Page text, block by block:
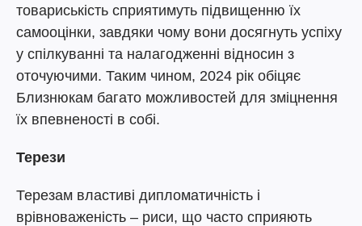
товариськість сприятимуть підвищенню їх
самооцінки, завдяки чому вони досягнуть успіху
у спілкуванні та налагодженні відносин з
оточуючими. Таким чином, 2024 рік обіцяє
Близнюкам багато можливостей для зміцнення
їх впевненості в собі.
Терези
Терезам властиві дипломатичність і
врівноваженість – риси, що часто сприяють